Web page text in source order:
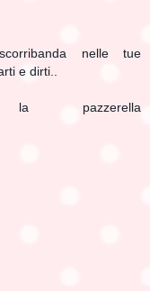
nelle tue
e dirti..
la pazzerella